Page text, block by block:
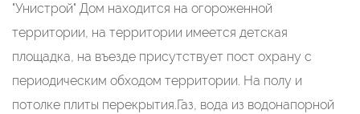
"Унистрой" Дом находится на огороженной
территории, на территории имеется детская
площадка, на въезде присутствует пост охрану с
периодическим обходом территории. На полу и
потолке плиты перекрытия.Газ, вода из водонапорной